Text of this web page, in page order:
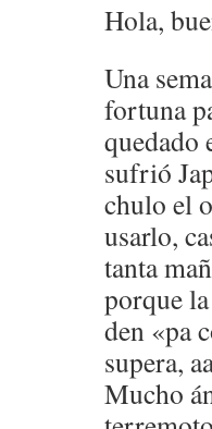
Hola,
Una
fortuna
quedado
sufrió
chulo el
usarlo,
tanta
porque
den «pa
supera,
Mucho